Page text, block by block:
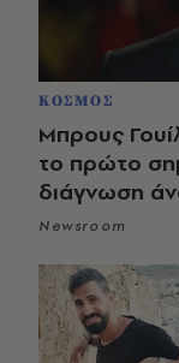
ΚΟΣΜΟΣ
Μπρους
το πρώτο
διάγνωση
Newsroom